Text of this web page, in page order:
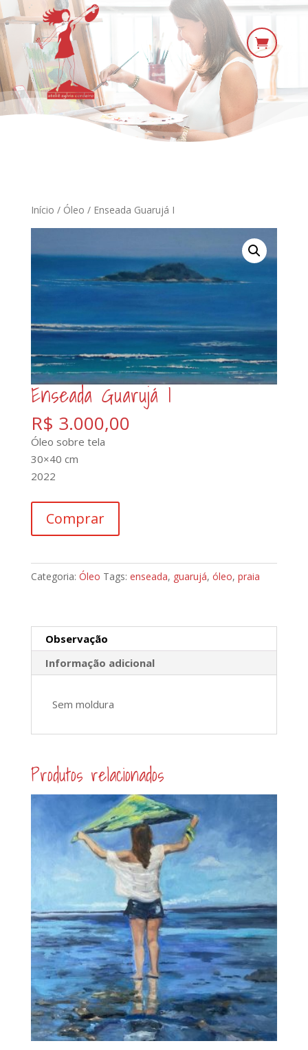

Início / Óleo / Enseada Guarujá I
Enseada Guarujá I
R$ 3.000,00
Óleo sobre tela
30×40 cm
2022
Guarujá
quantidade
Comprar
Categoria: Óleo Tags: enseada, guarujá, óleo, praia
Observação
Informação adicional
Sem moldura
Produtos relacionados